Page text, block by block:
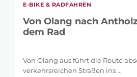
E-BIKE & RADFAHREN
Von Olang nach
dem Rad
Von Olang aus führt die Route
verkehrsreichen Straßen ins ...